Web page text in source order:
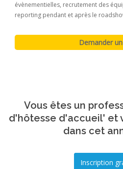
évènementielles, recrutement des
reporting pendant et après le
Vous êtes un
d'hôtesse d'accueil' et
dans cet